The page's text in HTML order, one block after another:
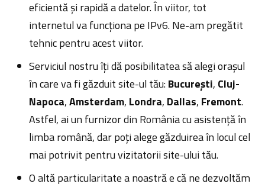
eficientă și rapidă a datelor. În viitor, tot
internetul va funcționa pe IPv6. Ne-am pregătit
tehnic pentru acest viitor.
Serviciul nostru îți dă posibilitatea să alegi orașul
în care va fi găzduit site-ul tău: București, Cluj-
Napoca,Amsterdam, Londra, Dallas, Fremont.
Astfel, ai un furnizor din România cu asistență în
limba română, dar poți alege găzduirea în locul cel
mai potrivit pentru vizitatorii site-ului tău.
O altă particularitate a noastră e că ne dezvoltăm